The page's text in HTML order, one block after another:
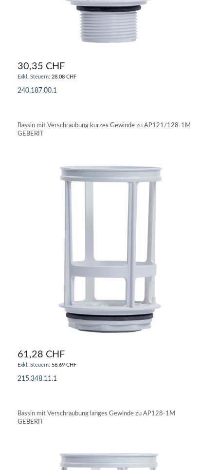
30,35 CHF
28,08 CHF
240.187.00.1
Bassin mit Verschraubung kurzes Gewinde zu AP121/128-1M
GEBERIT
61,28 CHF
56,69 CHF
215.348.11.1
Bassin mit Verschraubung langes Gewinde zu AP128-1M
GEBERIT